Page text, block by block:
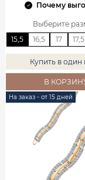
Почему
Выберите
15,5
16,5 17 17,5
Купить в один
В
На заказ - от 15 дней